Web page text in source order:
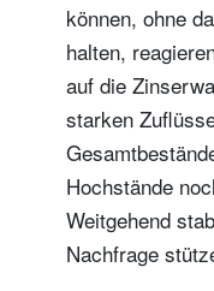
können, ohne
halten,
auf die
starken
Hochstände
Weitgehend
Nachfrage